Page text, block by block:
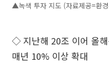
▲녹색 투자 지도 (자료제공=환
◇ 지난해 20조 이어 올
매년 10% 이상 확대